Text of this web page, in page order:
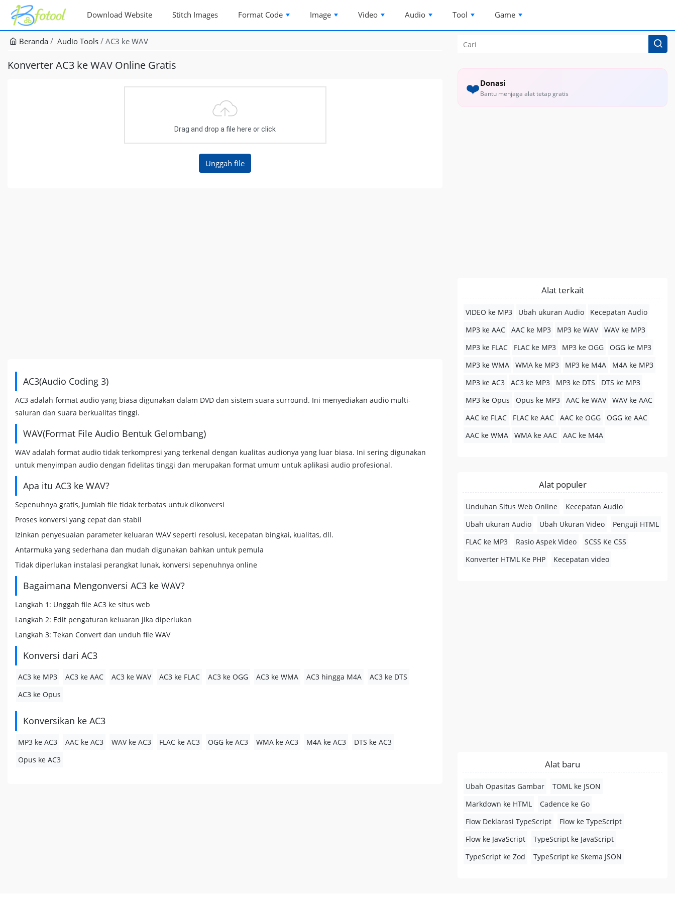
Download Website Stitch Images Format Code Image Video Audio Tool Game
Beranda Audio Tools AC3 ke WAV
Konverter AC3 ke WAV Online Gratis
Drag and drop a file here or click
AC3(Audio Coding 3)
AC3 adalah format audio yang biasa digunakan dalam DVD dan sistem suara surround. Ini menyediakan audio multi-
saluran dan suara berkualitas tinggi.
WAV(Format File Audio Bentuk Gelombang)
WAV adalah format audio tidak terkompresi yang terkenal dengan kualitas audionya yang luar biasa. Ini sering digunakan
untuk menyimpan audio dengan fidelitas tinggi dan merupakan format umum untuk aplikasi audio profesional.
Apa itu AC3 ke WAV?
Sepenuhnya gratis, jumlah file tidak terbatas untuk dikonversi
Proses konversi yang cepat dan stabil
Izinkan penyesuaian parameter keluaran WAV seperti resolusi, kecepatan bingkai, kualitas, dll.
Antarmuka yang sederhana dan mudah digunakan bahkan untuk pemula
Tidak diperlukan instalasi perangkat lunak, konversi sepenuhnya online
Bagaimana Mengonversi AC3 ke WAV?
Langkah 1: Unggah file AC3 ke situs web
Langkah 2: Edit pengaturan keluaran jika diperlukan
Langkah 3: Tekan Convert dan unduh file WAV
Konversi dari AC3
AC3 ke MP3 AC3 ke AAC AC3 ke WAV AC3 ke FLAC AC3 ke OGG AC3 ke WMA AC3 hingga M4A
AC3 ke DTS
AC3 ke Opus
Konversikan ke AC3
MP3 ke AC3 AAC ke AC3 WAV ke AC3 FLAC ke AC3 OGG ke AC3 WMA ke AC3 M4A ke AC3
DTS ke AC3
Opus ke AC3
❤️Donasi
Bantu menjaga alat tetap gratis
Alat terkait
VIDEO ke MP3 Ubah ukuran Audio
Kecepatan Audio
MP3 ke AAC
AAC ke MP3 MP3 ke WAV
WAV ke MP3
MP3 ke FLAC
FLAC ke MP3 MP3 ke OGG
OGG ke MP3
MP3 ke WMA
WMA ke MP3 MP3 ke M4A
M4A ke MP3
MP3 ke AC3
AC3 ke MP3 MP3 ke DTS
DTS ke MP3
MP3 ke Opus
Opus ke MP3 AAC ke WAV
WAV ke AAC
AAC ke FLAC
FLAC ke AAC AAC ke OGG
OGG ke AAC
AAC ke WMA
WMA ke AAC AAC ke M4A
Alat populer
Unduhan Situs Web Online
Kecepatan Audio
Ubah ukuran Audio
Ubah Ukuran Video
Penguji HTML
FLAC ke MP3
Rasio Aspek Video
SCSS Ke CSS
Konverter HTML Ke PHP
Kecepatan video
Alat baru
Ubah Opasitas Gambar
TOML ke JSON
Markdown ke HTML
Cadence ke Go
Flow Deklarasi TypeScript
Flow ke TypeScript
Flow ke JavaScript
TypeScript ke JavaScript
TypeScript ke Zod
TypeScript ke Skema JSON